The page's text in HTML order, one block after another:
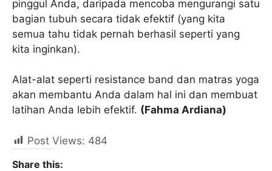
pinggul Anda, daripada mencoba mengurangi satu
bagian tubuh secara tidak efektif (yang kita
semua tahu tidak pernah berhasil seperti yang
kita inginkan).
Alat-alat seperti resistance band dan matras yoga
akan membantu Anda dalam hal ini dan membuat
latihan Anda lebih efektif. (Fahma Ardiana)
Post Views: 484
Share this: